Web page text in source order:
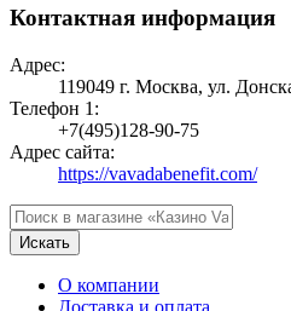
Контактная информация
Адрес:
119049 г. Москва, ул.
Телефон 1:
+7(495)128-90-75
Адрес сайта:
https://vavadabenefit.com/
Искать
О компании
Доставка и оплата